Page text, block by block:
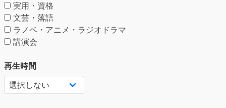
実用・資格
文芸・落語
ラノベ・アニメ・ラジオドラマ
講演会
再生時間